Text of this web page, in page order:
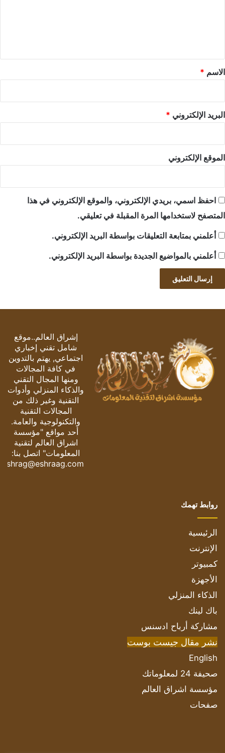
*
الاسم *
البريد الإلكتروني *
الموقع الإلكتروني
احفظ اسمي، بريدي الإلكتروني، والموقع الإلكتروني في هذا
المتصفح لاستخدامها المرة المقبلة في تعليقي.
أعلمني بمتابعة التعليقات بواسطة البريد الإلكتروني.
أعلمني بالمواضيع الجديدة بواسطة البريد الإلكتروني.
إشراق العالم..موقع
شامل تقني إخباري
اجتماعي, يهتم بالتدوين
في كافة المجالات
ومنها المجال التقني
والذكاء المنزلي وأدوات
التقنية وغير ذلك من
المجالات التقنية
والتكنولوجية والعامة.
أحد مواقع "مؤسسة
اشراق العالم لتقنية
المعلومات" اتصل بنا:
eshrag@eshraag.com
روابط تهمك
الرئيسية
الإنترنت
كمبيوتر
الأجهزة
الذكاء المنزلي
باك لينك
مشاركة أرباح ادسنس
نشر مقال جيست بوست
English
صحيفة 24 لمعلوماتك
مؤسسة اشراق العالم
صفحات